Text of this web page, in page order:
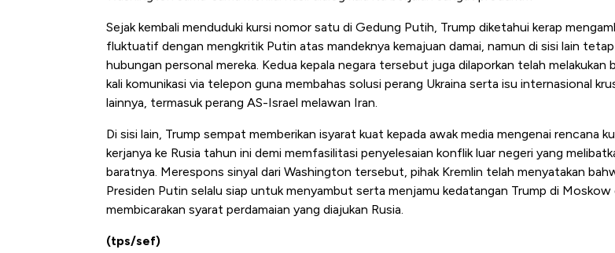
Sejak kembali menduduki kursi nomor satu di Gedung Putih, Trump diketahui kerap
fluktuatif dengan mengkritik Putin atas mandeknya kemajuan damai, namun di sisi lain
hubungan personal mereka. Kedua kepala negara tersebut juga dilaporkan telah melakukan
kali komunikasi via telepon guna membahas solusi perang Ukraina serta isu internasional
lainnya, termasuk perang AS-Israel melawan Iran.
Di sisi lain, Trump sempat memberikan isyarat kuat kepada awak media mengenai rencana
kerjanya ke Rusia tahun ini demi memfasilitasi penyelesaian konflik luar negeri yang
baratnya. Merespons sinyal dari Washington tersebut, pihak Kremlin telah menyatakan
Presiden Putin selalu siap untuk menyambut serta menjamu kedatangan Trump di Moskow
membicarakan syarat perdamaian yang diajukan Rusia.
(tps/sef)